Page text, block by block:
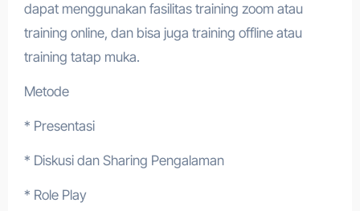
dapat menggunakan fasilitas training zoom atau
training online, dan bisa juga training offline atau
training tatap muka.
Metode
* Presentasi
* Diskusi dan Sharing Pengalaman
* Role Play